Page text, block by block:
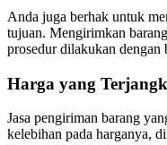
Anda juga berhak untuk
tujuan. Mengirimkan
prosedur dilakukan dengan
Harga yang
Jasa pengiriman barang
kelebihan pada harganya,